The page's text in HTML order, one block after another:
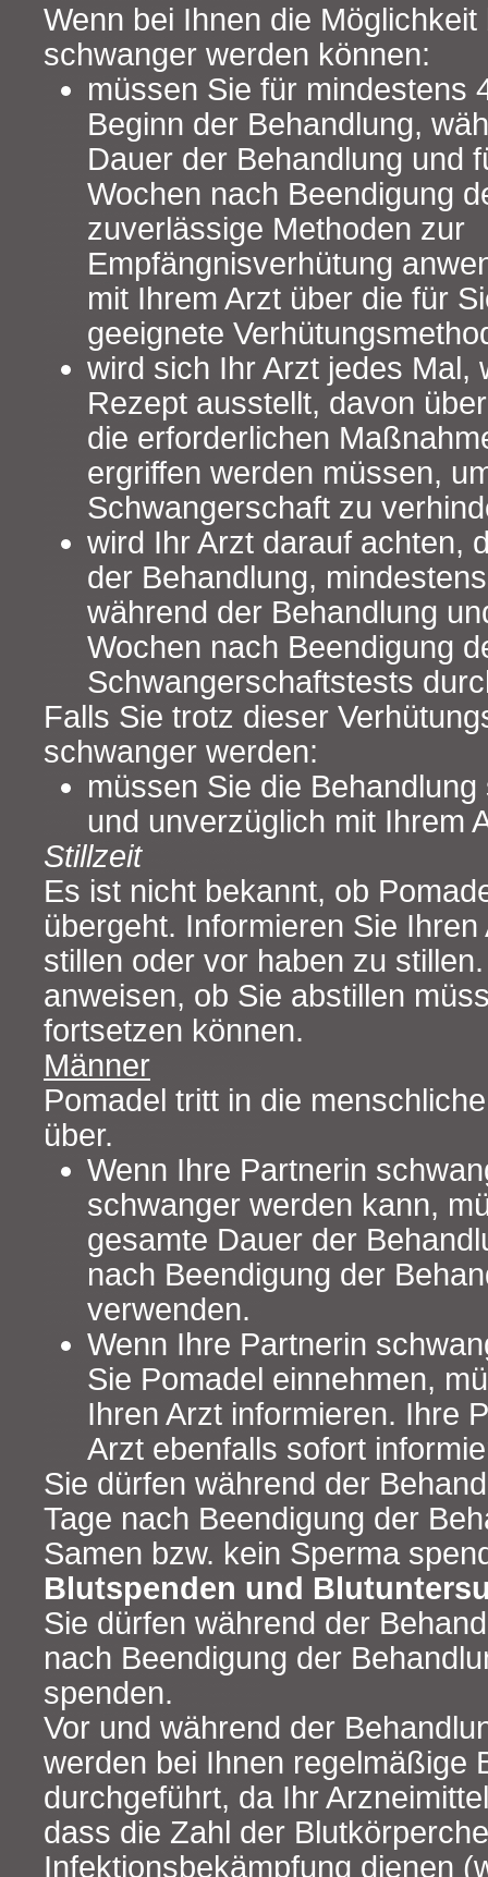
Wenn bei Ihnen die
schwanger werden können:
müssen Sie für mindestens
Beginn der Behandlung,
Dauer der Behandlung und
Wochen nach Beendigung
zuverlässige Methoden zur
Empfängnisverhütung
mit Ihrem Arzt über die für
geeignete
wird sich Ihr Arzt jedes Mal,
Rezept ausstellt, davon
die erforderlichen
ergriffen werden müssen,
Schwangerschaft zu
wird Ihr Arzt darauf achten,
der Behandlung,
während der Behandlung
Wochen nach Beendigung
Schwangerschaftstests
Falls Sie trotz dieser
schwanger werden:
müssen Sie die
und unverzüglich mit Ihrem
Stillzeit
Es ist nicht bekannt, ob
übergeht. Informieren Sie
stillen oder vor haben zu
anweisen, ob Sie abstillen
fortsetzen können.
Männer
Pomadel tritt in die
über.
Wenn Ihre Partnerin
schwanger werden kann,
gesamte Dauer der
nach Beendigung der
verwenden.
Wenn Ihre Partnerin
Sie Pomadel einnehmen,
Ihren Arzt informieren. Ihre
Arzt ebenfalls sofort
Sie dürfen während der
Tage nach Beendigung der
Samen bzw. kein Sperma
Blutspenden und
Sie dürfen während der
nach Beendigung der
spenden.
Vor und während der
werden bei Ihnen regelmäßige
durchgeführt, da Ihr
dass die Zahl der
Infektionsbekämpfung dienen